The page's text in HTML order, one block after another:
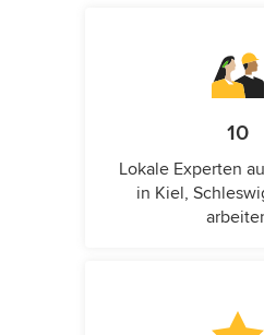
10
Lokale Experten
in Kiel,